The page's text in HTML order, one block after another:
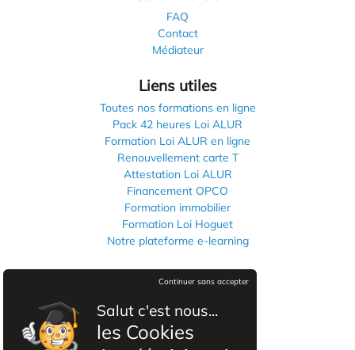
FAQ
Contact
Médiateur
Liens utiles
Toutes nos formations en ligne
Pack 42 heures Loi ALUR
Formation Loi ALUR en ligne
Renouvellement carte T
Attestation Loi ALUR
Financement OPCO
Formation immobilier
Formation Loi Hoguet
Notre plateforme e-learning
Informations légales
Politique de confidentialité
CGVU
Salut c'est nous...
les Cookies
Continuer sans accepter